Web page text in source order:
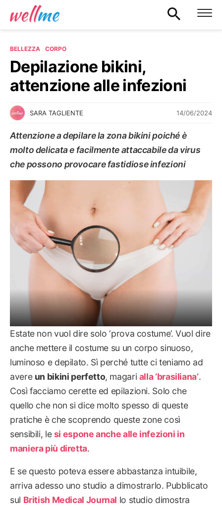
BELLEZZA CORPO
Depilazione bikini,
attenzione alle infezioni
SARA TAGLIENTE 14/06/2024
Attenzione a depilare la zona bikini poiché è
molto delicata e facilmente attaccabile da virus
che possono provocare fastidiose infezioni
CORPO
Estate non vuol dire solo ‘prova costume’. Vuol dire
anche mettere il costume su un corpo sinuoso,
luminoso e depilato. Sì perché tutte ci teniamo ad
avere un bikini perfetto, magari alla ‘brasiliana’.
Così facciamo cerette ed epilazioni. Solo che
quello che non si dice molto spesso di queste
pratiche è che scoprendo queste zone così
sensibili, lesi espone anche alle infezioni in
maniera più diretta.
E se questo poteva essere abbastanza intuibile,
arriva adesso uno studio a dimostrarlo. Pubblicato
sul British Medical Journal lo studio dimostra